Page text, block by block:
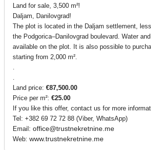
Land for sale, 3,500 m²!
Daljam, Danilovgrad!
The plot is located in the Daljam settlement,
the Podgorica–Danilovgrad boulevard. Water
available on the plot. It is also possible to
starting from 2,000 m².
Land price: €87,500.00
Price per m²: €25.00
If you like this offer, contact us for more
Tel: +382 69 72 72 88 (Viber, WhatsApp)
Email: office@trustnekretnine.me
Web: www.trustnekretnine.me